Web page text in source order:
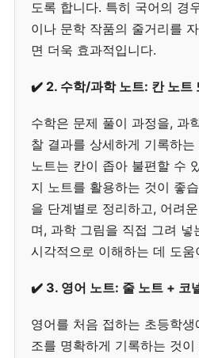
도록 합니다. 특히 국어의 경
이나 문학 작품의 줄거리를
면 더욱 효과적입니다.
✔️ 2. 수학/과학 노트: 칸 노트
수학은 문제 풀이 과정을, 과
찰 결과를 상세하게 기록하
노트는 칸이 좁아 불편할 수
지 노트를 활용하는 것이 좋
을 단계별로 정리하고, 어려
며, 과학 그림을 직접 그려 넣
시각적으로 이해하는 데 도움
✔️ 3. 영어 노트: 줄 노트 + 코
영어를 처음 접하는 초등학
조를 명확하게 기록하는 것